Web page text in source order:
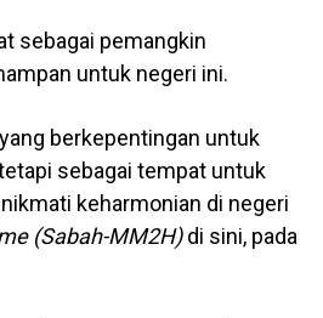
sebagai pemangkin
untuk negeri ini.
berkepentingan untuk
sebagai tempat untuk
keharmonian di negeri
(Sabah-MM2H)di sini, pada